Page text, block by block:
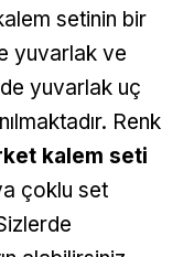
setinin bir
yuvarlak ve
yuvarlak uç
Renk
kalem seti
çoklu set